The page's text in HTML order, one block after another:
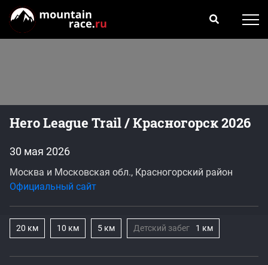
Hero League Trail / Красногорск 2026
30 мая 2026
Москва и Московская обл., Красногорский район
Официальный сайт
20 км 10 км 5 км Детский забег 1 км